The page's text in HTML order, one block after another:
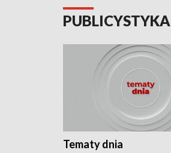
PUBLICYSTYKA
Tematy dnia